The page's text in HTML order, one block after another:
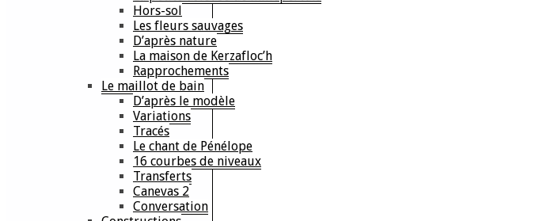
Hors-sol
Les fleurs sauvages
D’après nature
La maison de Kerzafloc’h
Rapprochements
Le maillot de bain
D’après le modèle
Variations
Tracés
Le chant de Pénélope
16 courbes de niveaux
Transferts
Canevas 2
Conversation